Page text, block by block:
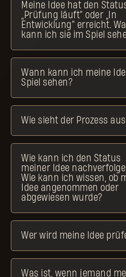
Meine Idee hat den
„Prüfung läuft“ oder „In
Entwicklung“ erreicht.
kann ich sie im Spiel
Wann kann ich meine
Spiel sehen?
Wie sieht der Prozess
Wie kann ich den Status
meiner Idee
Wie kann ich wissen, ob
Idee angenommen oder
abgewiesen wurde?
Wer wird meine Idee
Was ist, wenn jemand